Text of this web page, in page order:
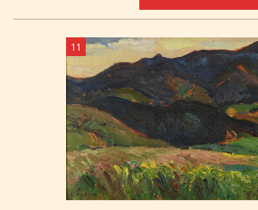
11